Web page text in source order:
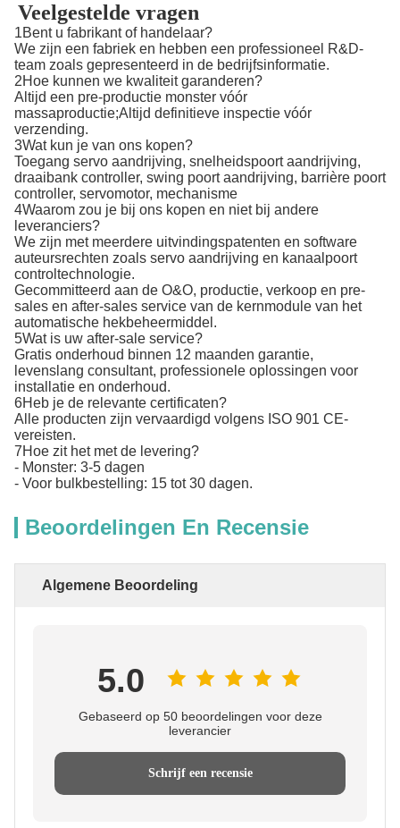
Veelgestelde vragen
1Bent u fabrikant of handelaar?
We zijn een fabriek en hebben een professioneel R&D-
team zoals gepresenteerd in de bedrijfsinformatie.
2Hoe kunnen we kwaliteit garanderen?
Altijd een pre-productie monster vóór
massaproductie;Altijd definitieve inspectie vóór
verzending.
3Wat kun je van ons kopen?
Toegang servo aandrijving, snelheidspoort aandrijving,
draaibank controller, swing poort aandrijving, barrière poort
controller, servomotor, mechanisme
4Waarom zou je bij ons kopen en niet bij andere
leveranciers?
We zijn met meerdere uitvindingspatenten en software
auteursrechten zoals servo aandrijving en kanaalpoort
controltechnologie.
Gecommitteerd aan de O&O, productie, verkoop en pre-
sales en after-sales service van de kernmodule van het
automatische hekbeheermiddel.
5Wat is uw after-sale service?
Gratis onderhoud binnen 12 maanden garantie,
levenslang consultant, professionele oplossingen voor
installatie en onderhoud.
6Heb je de relevante certificaten?
Alle producten zijn vervaardigd volgens ISO 901 CE-
vereisten.
7Hoe zit het met de levering?
- Monster: 3-5 dagen
- Voor bulkbestelling: 15 tot 30 dagen.
Beoordelingen En Recensie
Algemene Beoordeling
5.0
Gebaseerd op 50 beoordelingen voor deze
leverancier
Schrijf een recensie